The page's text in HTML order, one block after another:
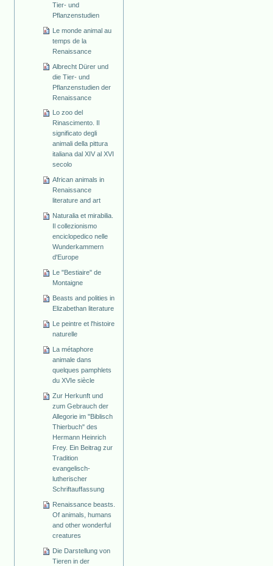
Tier- und
Pflanzenstudien
Le monde animal au
temps de la
Renaissance
Albrecht Dürer und
die Tier- und
Pflanzenstudien der
Renaissance
Lo zoo del
Rinascimento. Il
significato degli
animali della pittura
italiana dal XIV al XVI
secolo
African animals in
Renaissance
literature and art
Naturalia et mirabilia.
Il collezionismo
enciclopedico nelle
Wunderkammern
d'Europe
Le "Bestiaire" de
Montaigne
Beasts and polities in
Elizabethan literature
Le peintre et l'histoire
naturelle
La métaphore
animale dans
quelques pamphlets
du XVIe siècle
Zur Herkunft und
zum Gebrauch der
Allegorie im "Biblisch
Thierbuch" des
Hermann Heinrich
Frey. Ein Beitrag zur
Tradition
evangelisch-
lutherischer
Schriftauffassung
Renaissance beasts.
Of animals, humans
and other wonderful
creatures
Die Darstellung von
Tieren in der